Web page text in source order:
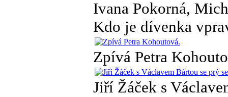
Ivana Pokorná,
Kdo je dívenka
Zpívá Petra
Jiří Žáček s